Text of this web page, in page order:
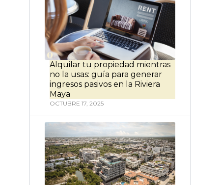
Alquilar tu propiedad mientras
no la usas: guía para generar
ingresos pasivos en la Riviera
Maya
OCTUBRE 17, 2025